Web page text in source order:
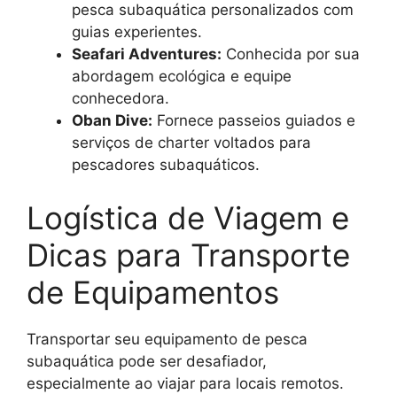
pesca subaquática personalizados com
guias experientes.
Seafari Adventures: Conhecida por sua
abordagem ecológica e equipe
conhecedora.
Oban Dive: Fornece passeios guiados e
serviços de charter voltados para
pescadores subaquáticos.
Logística de Viagem e
Dicas para Transporte
de Equipamentos
Transportar seu equipamento de pesca
subaquática pode ser desafiador,
especialmente ao viajar para locais remotos.